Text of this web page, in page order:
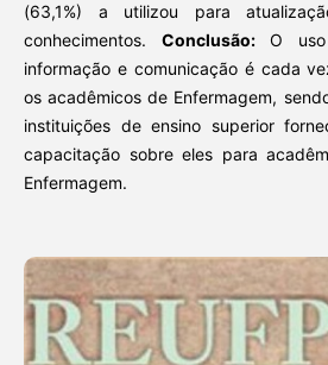
(63,1%) a utilizou para
conhecimentos. Conclusão:O uso
informação e comunicação é cada
os acadêmicos de Enfermagem,
instituições de ensino superior
capacitação sobre eles para
Enfermagem.